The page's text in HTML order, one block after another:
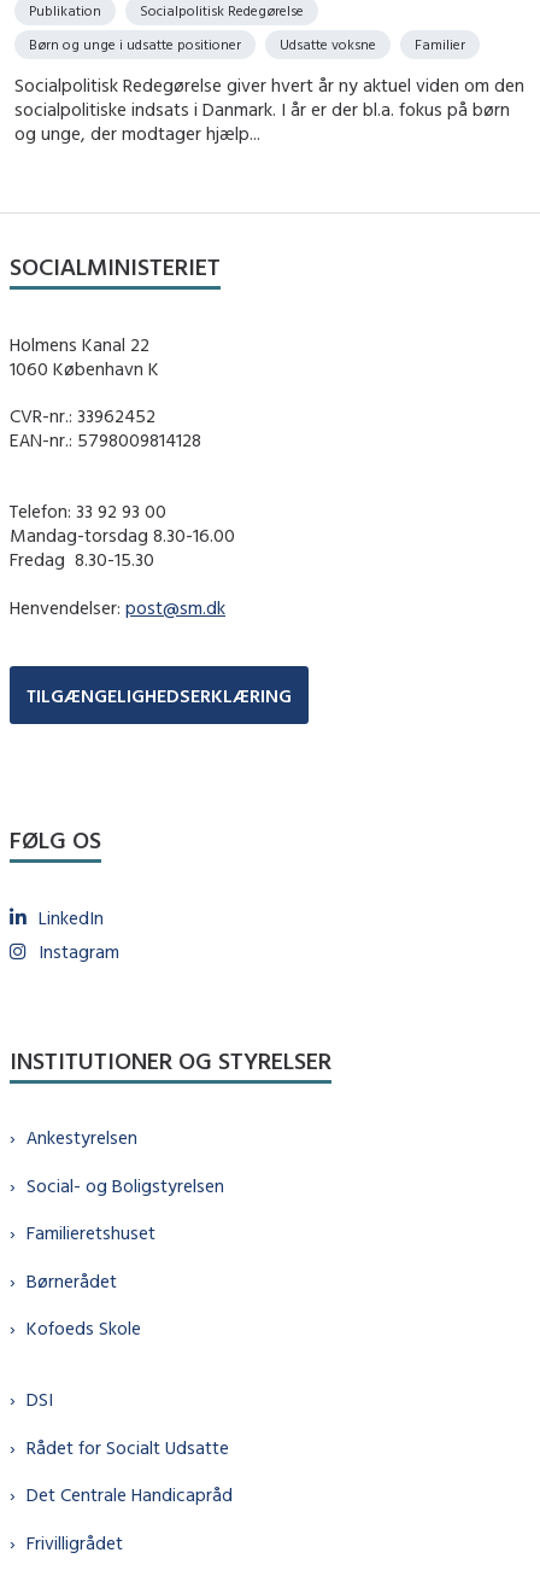
Publikation
Socialpolitisk Redegørelse
Børn og unge i udsatte positioner
Udsatte voksne Familier
Socialpolitisk Redegørelse giver hvert år ny aktuel viden om den
socialpolitiske indsats i Danmark. I år er der bl.a. fokus på børn
og unge, der modtager hjælp...
SOCIALMINISTERIET
Holmens Kanal 22
1060 København K
CVR-nr.: 33962452
EAN-nr.: 5798009814128
Telefon: 33 92 93 00
Mandag-torsdag 8.30-16.00
Fredag ​ 8.30-15.30
Henvendelser: post@sm.dk
TILGÆNGELIGHEDSERKLÆRING
FØLG OS
LinkedIn
Instagram
INSTITUTIONER OG STYRELSER
Ankestyrelsen
Social- og Boligstyrelsen
Familieretshuset
Børnerådet
Kofoeds Skole
DSI
Rådet for Socialt Udsatte
Det Centrale Handicapråd
Frivilligrådet